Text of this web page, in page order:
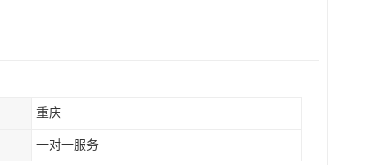
重庆
一对一服务